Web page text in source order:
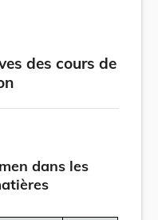
des cours de
dans les